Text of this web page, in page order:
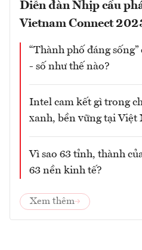
Diễn đàn Nhịp cầu
Vietnam Connect
“Thành phố đáng
- số như thế nào?
Intel cam kết gì trong
xanh, bền vững tại Việt
Vì sao 63 tỉnh, thành
63 nền kinh tế?
Xem thêm